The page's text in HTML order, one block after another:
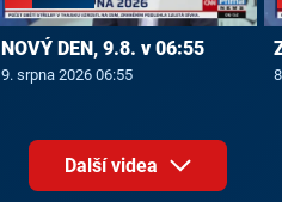
NOVÝ DEN, 9.8. v 06:55
9. srpna 2026 06:55
Další videa